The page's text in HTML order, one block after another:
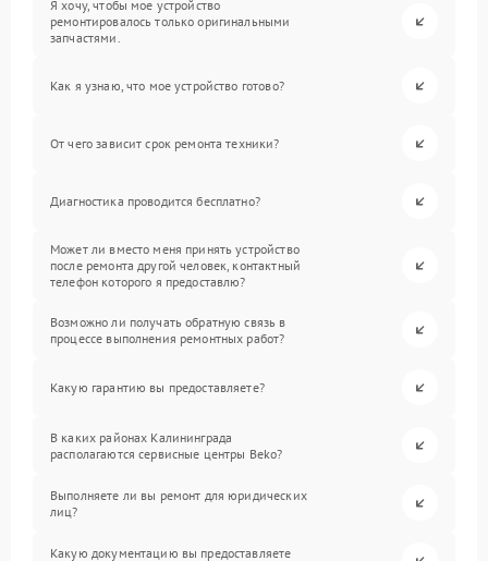
Я хочу, чтобы мое устройство
ремонтировалось только оригинальными
запчастями.
Как я узнаю, что мое устройство готово?
От чего зависит срок ремонта техники?
Диагностика проводится бесплатно?
Может ли вместо меня принять устройство
после ремонта другой человек, контактный
телефон которого я предоставлю?
Возможно ли получать обратную связь в
процессе выполнения ремонтных работ?
Какую гарантию вы предоставляете?
В каких районах Калининграда
располагаются сервисные центры Beko?
Выполняете ли вы ремонт для юридических
лиц?
Какую документацию вы предоставляете